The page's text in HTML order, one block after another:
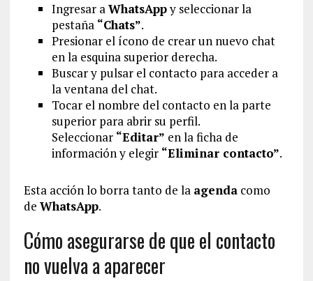
Ingresar aWhatsAppy seleccionar la
pestaña “Chats”.
Presionar el ícono de crear un nuevo chat
en la esquina superior derecha.
Buscar y pulsar el contacto para acceder a
la ventana del chat.
Tocar el nombre del contacto en la parte
superior para abrir su perfil.
Seleccionar “Editar” en la ficha de
información y elegir “Eliminar contacto”.
Esta acción lo borra tanto de la agendacomo
de WhatsApp.
Cómo asegurarse de que el contacto
no vuelva a aparecer